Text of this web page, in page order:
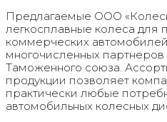
Предлагаемые ООО
легкосплавные колеса для
коммерческих
многочисленных
Таможенного союза.
продукции позволяет
практически любые
автомобильных колесных